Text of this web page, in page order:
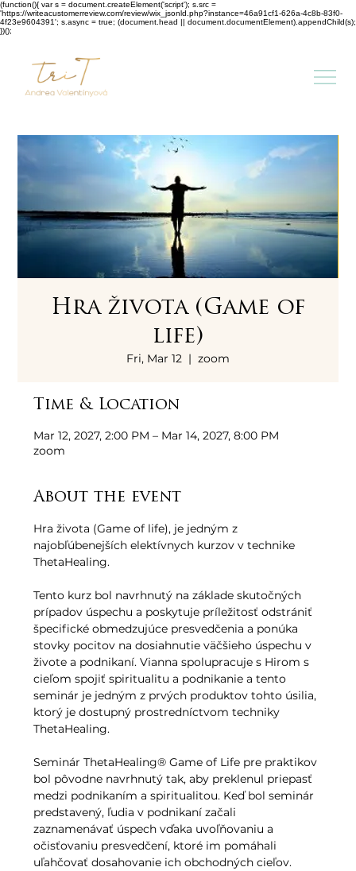
(function(){ var s = document.createElement('script'); s.src =
'https://writeacustomerreview.com/review/wix_jsonld.php?instance=46a91cf1-626a-4c8b-83f0-
4f23e9604391'; s.async = true; (document.head || document.documentElement).appendChild(s);
})();
Hra života (Game of
life)
Fri, Mar 12
  |
zoom
Time & Location
Mar 12, 2027, 2:00 PM – Mar 14, 2027, 8:00 PM
zoom
About the event
Hra života (Game of life), je jedným z
najobľúbenejších elektívnych kurzov v technike
ThetaHealing.
Tento kurz bol navrhnutý na základe skutočných
prípadov úspechu a poskytuje príležitosť odstrániť
špecifické obmedzujúce presvedčenia a ponúka
stovky pocitov na dosiahnutie väčšieho úspechu v
živote a podnikaní. Vianna spolupracuje s Hirom s
cieľom spojiť spiritualitu a podnikanie a tento
seminár je jedným z prvých produktov tohto úsilia,
ktorý je dostupný prostredníctvom techniky
ThetaHealing.
Seminár ThetaHealing® Game of Life pre praktikov
bol pôvodne navrhnutý tak, aby preklenul priepasť
medzi podnikaním a spiritualitou. Keď bol seminár
predstavený, ľudia v podnikaní začali
zaznamenávať úspech vďaka uvoľňovaniu a
očisťovaniu presvedčení, ktoré im pomáhali
uľahčovať dosahovanie ich obchodných cieľov.